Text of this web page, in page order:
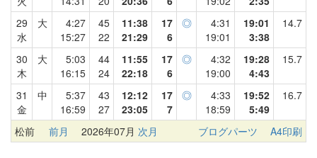
29
水
大
4:27
15:27
45
22
11:38
21:29
17
6
◎
4:31
19:01
19:01
3:38
14.7
30
木
大
5:03
16:15
44
24
11:55
22:18
17
6
◎
4:32
19:00
19:28
4:43
15.7
31
金
中
5:37
16:59
43
27
12:12
23:05
17
7
◎
4:33
18:59
19:52
5:49
16.7
松前 前月 2026年07月 次月 ブログパーツ A4印刷